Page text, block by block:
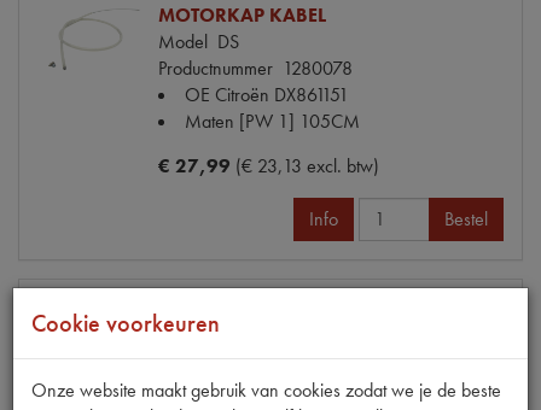
MOTORKAP KABEL
Model DS
Productnummer 1280078
OE Citroën DX861151
Maten [PW 1] 105CM
€ 27,99 (€ 23,13 excl. btw)
Info Bestel
Productnummer1740648
Cookie voorkeuren
Onze website maakt gebruik van cookies zodat we je de beste